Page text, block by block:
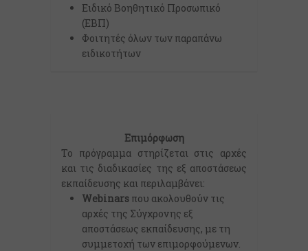
Ειδικό Βοηθητικό Προσωπικό
(ΕΒΠ)
Φοιτητές όλων των παραπάνω
ειδικοτήτων
Επιμόρφωση
Το πρόγραμμα στηρίζεται στις αρχές
και τις διαδικασίες της εξ αποστάσεως
εκπαίδευσης και περιλαμβάνει:
Webinars που ακολουθούν τις
αρχές της Σύγχρονης εξ
αποστάσεως εκπαίδευσης, με τη
συμμετοχή των επιμορφούμενων.